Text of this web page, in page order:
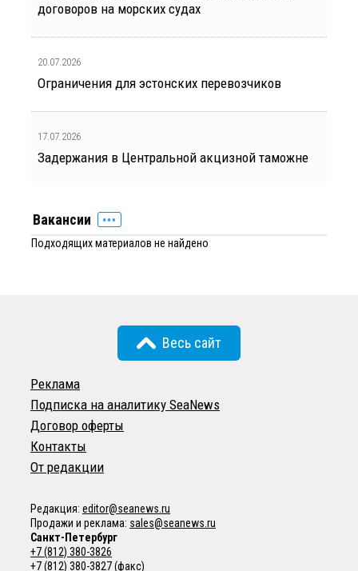
договоров на морских судах
20.07.2026
Ограничения для эстонских перевозчиков
17.07.2026
Задержания в Центральной акцизной таможне
Вакансии
Подходящих материалов не найдено
Весь сайт
Реклама
Подписка на аналитику SeaNews
Договор оферты
Контакты
От редакции
Редакция: editor@seanews.ru
Продажи и реклама: sales@seanews.ru
Санкт-Петербург
+7 (812) 380-3826
+7 (812) 380-3827(факс)